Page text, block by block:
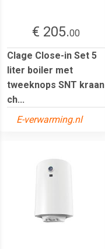
€ 205.00
Clage Close-in Set 5
liter boiler met
tweeknops SNT kraan
ch...
E-verwarming.nl